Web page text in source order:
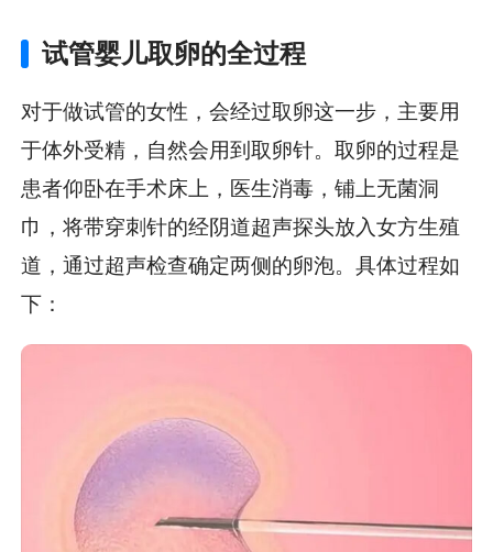
试管婴儿取卵的全过程
对于做试管的女性，会经过取卵这一步，主要用
于体外受精，自然会用到取卵针。取卵的过程是
患者仰卧在手术床上，医生消毒，铺上无菌洞
巾，将带穿刺针的经阴道超声探头放入女方生殖
道，通过超声检查确定两侧的卵泡。具体过程如
下：